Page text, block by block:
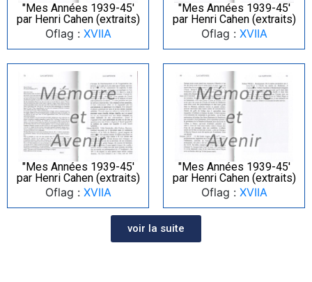
"Mes Années 1939-45′
par Henri Cahen (extraits)
Oflag : XVIIA
"Mes Années 1939-45′
par Henri Cahen (extraits)
Oflag : XVIIA
"Mes Années 1939-45′
par Henri Cahen (extraits)
Oflag : XVIIA
"Mes Années 1939-45′
par Henri Cahen (extraits)
Oflag : XVIIA
voir la suite